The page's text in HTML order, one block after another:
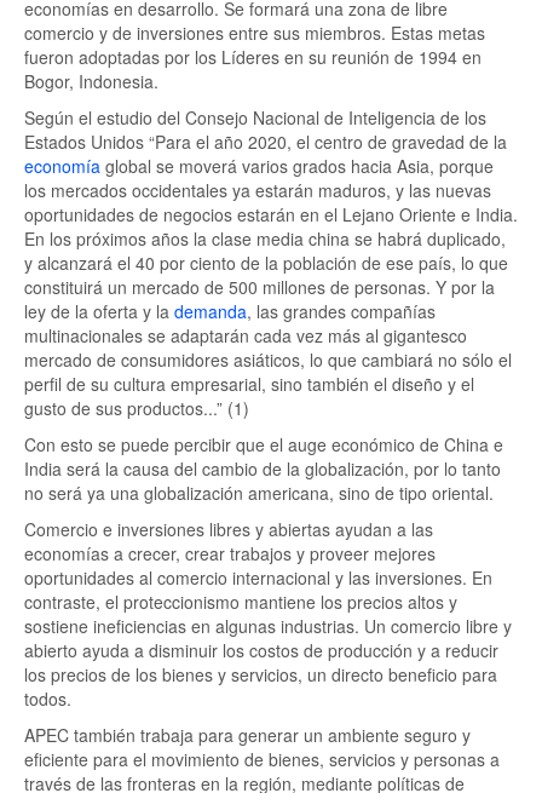
economías en desarrollo. Se formará una zona de libre
comercio y de inversiones entre sus miembros. Estas metas
fueron adoptadas por los Líderes en su reunión de 1994 en
Bogor, Indonesia.
Según el estudio del Consejo Nacional de Inteligencia de los
Estados Unidos “Para el año 2020, el centro de gravedad de la
economía global se moverá varios grados hacia Asia, porque
los mercados occidentales ya estarán maduros, y las nuevas
oportunidades de negocios estarán en el Lejano Oriente e India.
En los próximos años la clase media china se habrá duplicado,
y alcanzará el 40 por ciento de la población de ese país, lo que
constituirá un mercado de 500 millones de personas. Y por la
ley de la oferta y la demanda, las grandes compañías
multinacionales se adaptarán cada vez más al gigantesco
mercado de consumidores asiáticos, lo que cambiará no sólo el
perfil de su cultura empresarial, sino también el diseño y el
gusto de sus productos...” (1)
Con esto se puede percibir que el auge económico de China e
India será la causa del cambio de la globalización, por lo tanto
no será ya una globalización americana, sino de tipo oriental.
Comercio e inversiones libres y abiertas ayudan a las
economías a crecer, crear trabajos y proveer mejores
oportunidades al comercio internacional y las inversiones. En
contraste, el proteccionismo mantiene los precios altos y
sostiene ineficiencias en algunas industrias. Un comercio libre y
abierto ayuda a disminuir los costos de producción y a reducir
los precios de los bienes y servicios, un directo beneficio para
todos.
APEC también trabaja para generar un ambiente seguro y
eficiente para el movimiento de bienes, servicios y personas a
través de las fronteras en la región, mediante políticas de